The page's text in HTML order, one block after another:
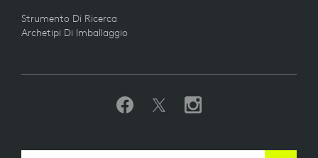
Strumento Di Ricerca
Archetipi Di Imballaggio